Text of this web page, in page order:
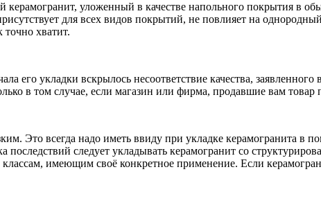
керамогранит, уложенный в качестве напольного покрытия в
для всех видов покрытий, не повлияет на
хватит.
его укладки вскрылось несоответствие качества, заявленного
в том случае, если магазин или фирма, продавшие вам товар
Это всегда надо иметь ввиду при укладке керамогранита в
следует укладывать керамогранит со
имеющим своё конкретное применение. Если